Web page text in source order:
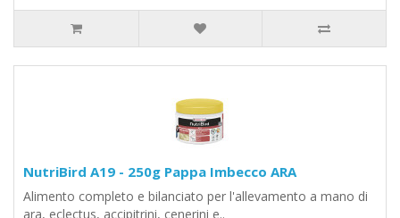
NutriBird A19 - 250g Pappa Imbecco ARA
Alimento completo e bilanciato per l'allevamento a mano di
ara, eclectus, accipitrini, cenerini e..